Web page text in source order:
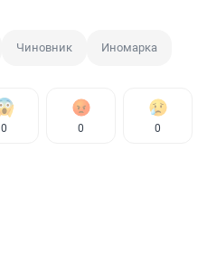
Чиновник Иномарка
0 0 0